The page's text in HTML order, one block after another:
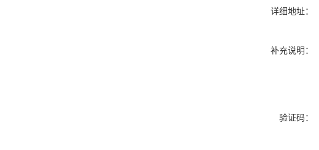
详细地址：
补充说明：
验证码：